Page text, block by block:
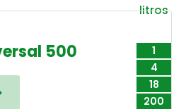
litros
1
4
18
200
500